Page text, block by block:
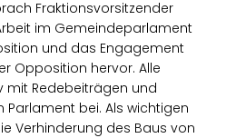
Fraktionsvorsitzender
im Gemeindeparlament
und das Engagement
Opposition hervor. Alle
mit Redebeiträgen und
Parlament bei. Als wichtigen
Verhinderung des Baus von